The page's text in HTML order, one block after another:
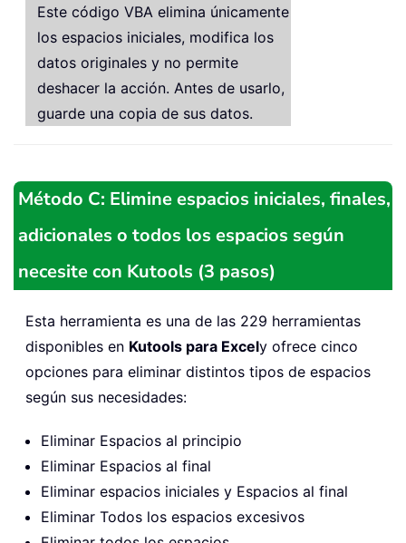
Este código VBA elimina únicamente
los espacios iniciales, modifica los
datos originales y no permite
deshacer la acción. Antes de usarlo,
guarde una copia de sus datos.
Método C: Elimine espacios iniciales, finales,
adicionales o todos los espacios según
necesite con Kutools (3 pasos)
Esta herramienta es una de las 229 herramientas
disponibles en Kutools para Excely ofrece cinco
opciones para eliminar distintos tipos de espacios
según sus necesidades:
Eliminar Espacios al principio
Eliminar Espacios al final
Eliminar espacios iniciales y Espacios al final
Eliminar Todos los espacios excesivos